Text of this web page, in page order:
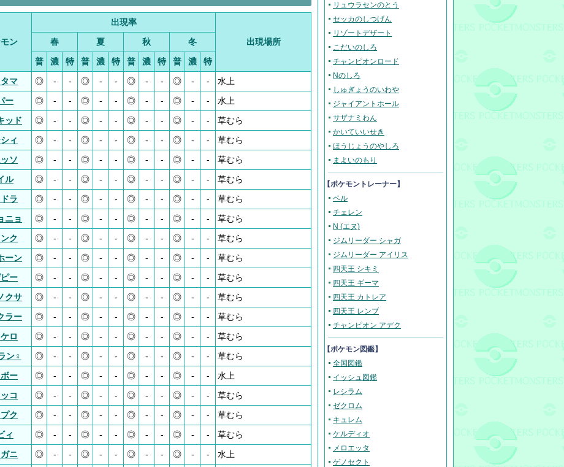
ン
出現率
出現場所
春 夏 秋
冬
普
濃 特 普 濃 特 普 濃 特 普 濃
特
マ
◎ - - ◎ - - ◎ - - ◎ - -
水上
ー
◎ - - ◎ - - ◎ - - ◎ - -
水上
ッド
◎ - - ◎ - - ◎ - - ◎ - -
草むら
ィ
◎ - - ◎ - - ◎ - - ◎ - -
草むら
ソ
◎ - - ◎ - - ◎ - - ◎ - -
草むら
ル
◎ - - ◎ - - ◎ - - ◎ - -
草むら
ラ
◎ - - ◎ - - ◎ - - ◎ - -
草むら
ニョ
◎ - - ◎ - - ◎ - - ◎ - -
草むら
ク
◎ - - ◎ - - ◎ - - ◎ - -
草むら
ーン
◎ - - ◎ - - ◎ - - ◎ - -
草むら
ピー
◎ - - ◎ - - ◎ - - ◎ - -
草むら
クサ
◎ - - ◎ - - ◎ - - ◎ - -
草むら
ラー
◎ - - ◎ - - ◎ - - ◎ - -
草むら
ロ
◎ - - ◎ - - ◎ - - ◎ - -
草むら
ン♀
◎ - - ◎ - - ◎ - - ◎ - -
草むら
ー
◎ - - ◎ - - ◎ - - ◎ - -
水上
コ
◎ - - ◎ - - ◎ - - ◎ - -
草むら
ク
◎ - - ◎ - - ◎ - - ◎ - -
草むら
ィ
◎ - - ◎ - - ◎ - - ◎ - -
草むら
ニ
◎ - - ◎ - - ◎ - - ◎ - -
水上
リュウラセンのとう
セッカのしつげん
リゾートデザート
こだいのしろ
チャンピオンロード
Nのしろ
しゅぎょうのいわや
ジャイアントホール
サザナミわん
かいていいせき
ほうじょうのやしろ
まよいのもり
【ポケモントレーナー】
ベル
チェレン
N (エヌ)
ジムリーダー シャガ
ジムリーダー アイリス
四天王 シキミ
四天王 ギーマ
四天王 カトレア
四天王 レンブ
チャンピオン アデク
【ポケモン図鑑】
全国図鑑
イッシュ図鑑
レシラム
ゼクロム
キュレム
ケルディオ
メロエッタ
ゲノセクト